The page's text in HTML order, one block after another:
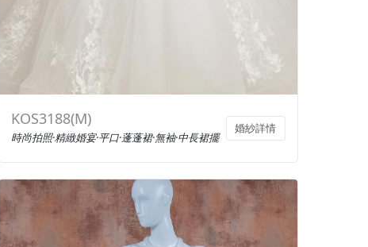
KOS3188(M)
時尚拍照·精緻婚宴·平口·蓬蓬裙·無袖·中長裙擺
婚紗詳情